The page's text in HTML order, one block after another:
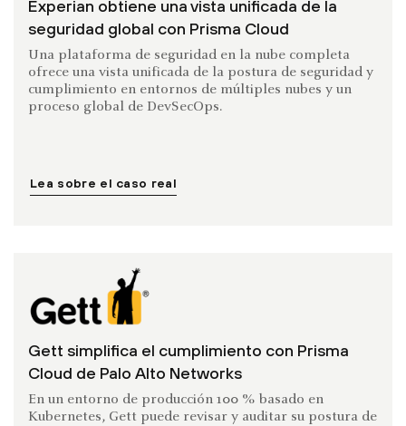
Experian obtiene una vista unificada de la
seguridad global con Prisma Cloud
Una plataforma de seguridad en la nube completa
ofrece una vista unificada de la postura de seguridad y
cumplimiento en entornos de múltiples nubes y un
proceso global de DevSecOps.
Lea sobre el caso real
Gett simplifica el cumplimiento con Prisma
Cloud de Palo Alto Networks
En un entorno de producción 100 % basado en
Kubernetes, Gett puede revisar y auditar su postura de